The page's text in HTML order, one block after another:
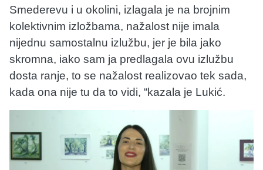
Smederevu i u okolini, izlagala je na brojnim
kolektivnim izložbama, nažalost nije imala
nijednu samostalnu izlužbu, jer je bila jako
skromna, iako sam ja predlagala ovu izlužbu
dosta ranje, to se nažalost realizovao tek sada,
kada ona nije tu da to vidi, “kazala je Lukić.